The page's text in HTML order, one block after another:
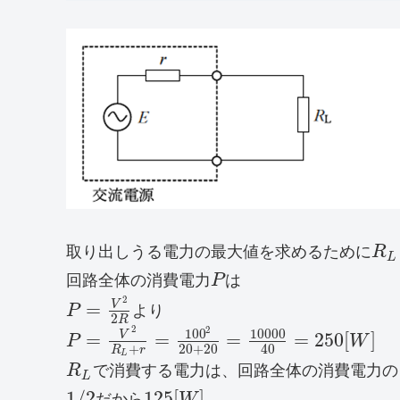
取り出しうる電力の最大値を求めるためにRL
回路全体の消費電力Pは
P = V 2
2R
よ り
P = V 2
RL +r = 1002
20+20 =
10000
40
= 250[W]
RL で消費する電力は、回路全体の消費電力の